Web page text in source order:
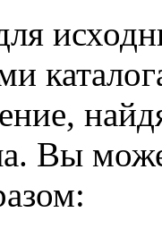
Вы